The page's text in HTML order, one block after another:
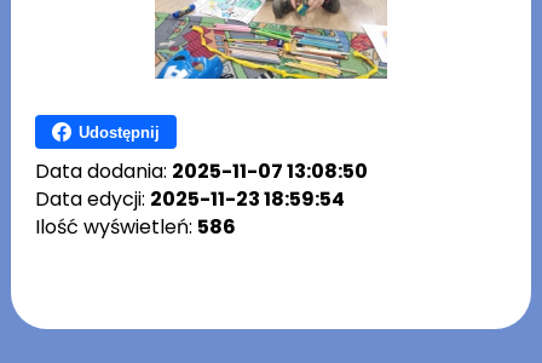
Udostępnij
Data dodania: 2025-11-07 13:08:50
Data edycji: 2025-11-23 18:59:54
Ilość wyświetleń: 586